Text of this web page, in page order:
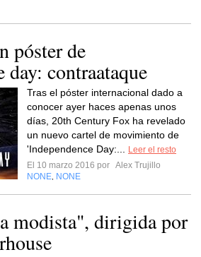
póster de
day: contraataque
Tras el póster internacional dado a
conocer ayer haces apenas unos
días, 20th Century Fox ha revelado
un nuevo cartel de movimiento de
'Independence Day:...
Leer el resto
El 10 marzo 2016 por Alex Trujillo
NONE NONE
modista", dirigida por